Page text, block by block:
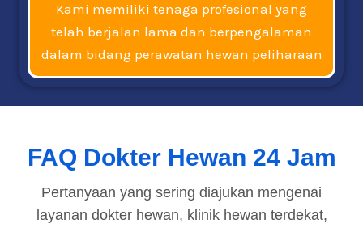
Kami memiliki tenaga profesional yang
telah berjalan lama dan berpengalaman
dalam bidang perawatan hewan peliharaan
FAQ Dokter Hewan 24 Jam
Pertanyaan yang sering diajukan mengenai
layanan dokter hewan, klinik hewan terdekat,